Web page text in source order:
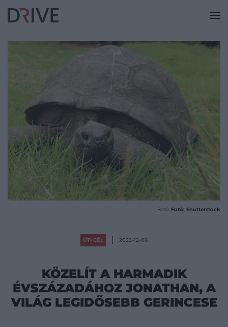
Fotó: Fotó: Shutterstock
ÚTI CÉL 2023-12-06
KÖZELÍT A HARMADIK
ÉVSZÁZADÁHOZ JONATHAN, A
VILÁG LEGIDŐSEBB GERINCESE